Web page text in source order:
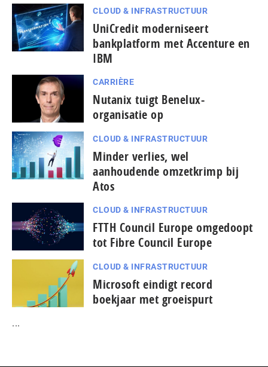
CLOUD & INFRASTRUCTUUR
UniCredit moderniseert
bankplatform met Accenture en
IBM
CARRIÈRE
Nutanix tuigt Benelux-
organisatie op
CLOUD & INFRASTRUCTUUR
Minder verlies, wel
aanhoudende omzetkrimp bij
Atos
CLOUD & INFRASTRUCTUUR
FTTH Council Europe omgedoopt
tot Fibre Council Europe
CLOUD & INFRASTRUCTUUR
Microsoft eindigt record
boekjaar met groeispurt
...